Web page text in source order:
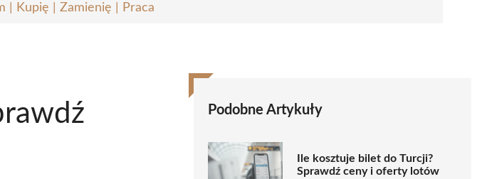
| Kupię | Zamienię | Praca
Podobne Artykuły
Ile kosztuje bilet do Turcji?
Sprawdź ceny i oferty lotów